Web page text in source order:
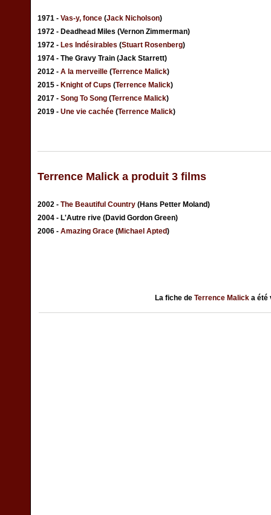
1971 - Vas-y, fonce (Jack Nicholson)
1972 - Deadhead Miles (Vernon Zimmerman)
1972 - Les Indésirables (Stuart Rosenberg)
1974 - The Gravy Train (Jack Starrett)
2012 - A la merveille (Terrence Malick)
2015 - Knight of Cups (Terrence Malick)
2017 - Song To Song (Terrence Malick)
2019 - Une vie cachée (Terrence Malick)
Terrence Malick a produit 3 films
2002 - The Beautiful Country (Hans Petter Moland)
2004 - L'Autre rive (David Gordon Green)
2006 - Amazing Grace (Michael Apted)
La fiche deTerrence Malick a été